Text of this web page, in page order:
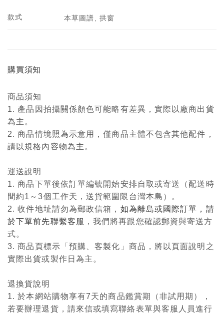
款式 本草圖譜, 拱窗
購買須知
商品須知
1. 產品因拍攝關係顏色可能略有差異，實際以廠商出貨
為主。
2. 商品情境照為示意用，僅商品主體不包含其他配件，
請以規格內容物為主。
運送說明
1. 商品下單後依訂單編號開始安排自取或寄送（配送時
間約1～3個工作天，送貨範圍限台灣本島）。
2. 收件地址請勿為郵政信箱， 如為離島或國際訂單，請
於下單前先聯繫客服 ，我們將再跟您確認郵資與寄送方
式。
3. 商品頁標示「預購、客製化」商品，將以頁面說明之
實際出貨或製作日為主。
退換貨說明
1. 於本網站購物享有7天的商品鑑賞期（非試用期），
若要辦理退貨，請來信或填寫聯絡表單與客服人員進行